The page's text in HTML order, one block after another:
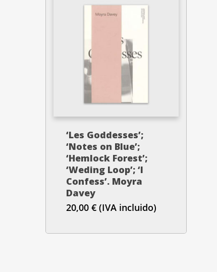
‘Les Goddesses’;
‘Notes on Blue’;
‘Hemlock Forest’;
‘Weding Loop’; ‘I
Confess’. Moyra
Davey
20,00 € (IVA incluido)